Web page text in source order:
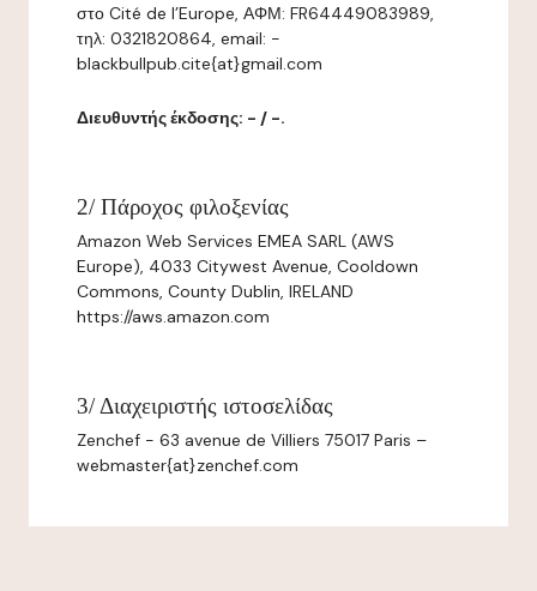
στο Cité de l’Europe, ΑΦΜ: FR64449083989,
τηλ: 0321820864, email: -
blackbullpub.cite{at}gmail.com
Διευθυντής έκδοσης: - / -.
2/ Πάροχος φιλοξενίας
Amazon Web Services EMEA SARL (AWS
Europe), 4033 Citywest Avenue, Cooldown
Commons, County Dublin, IRELAND
https://aws.amazon.com
3/ Διαχειριστής ιστοσελίδας
Zenchef - 63 avenue de Villiers 75017 Paris –
webmaster{at}zenchef.com